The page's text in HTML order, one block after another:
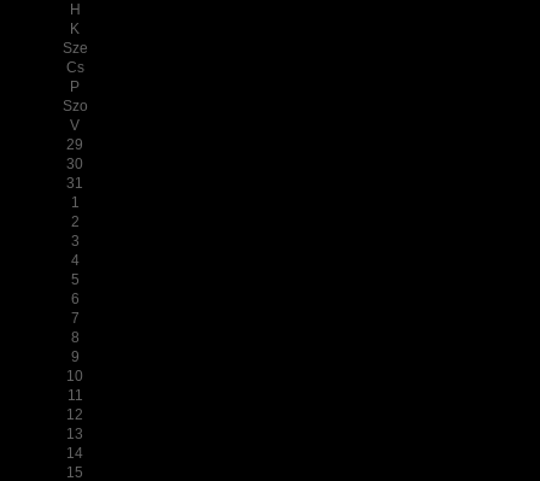
H
K
Sze
Cs
P
Szo
V
29
30
31
1
2
3
4
5
6
7
8
9
10
11
12
13
14
15